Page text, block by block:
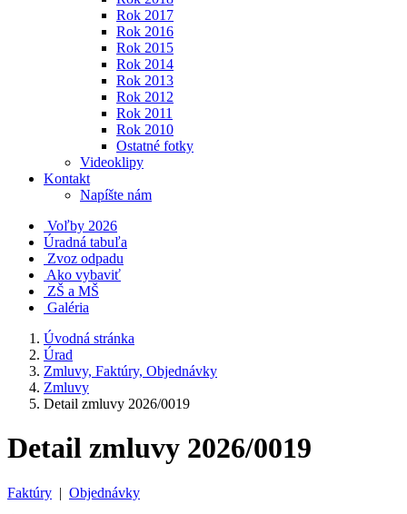
Rok 2017
Rok 2016
Rok 2015
Rok 2014
Rok 2013
Rok 2012
Rok 2011
Rok 2010
Ostatné fotky
Videoklipy
Kontakt
Napíšte nám
Voľby 2026
Úradná tabuľa
Zvoz odpadu
Ako vybaviť
ZŠ a MŠ
Galéria
Úvodná stránka
Úrad
Zmluvy, Faktúry, Objednávky
Zmluvy
Detail zmluvy 2026/0019
Detail zmluvy 2026/0019
Faktúry | Objednávky